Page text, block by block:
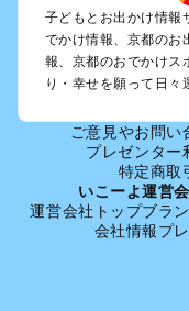
亀岡・湯の花・美山・
嵐山・嵯峨野・高雄の
烏丸・二条城・北野天
丹後・久美浜のプール
清水寺・祇園・東山・
大原・鞍馬・貴船のプ
京都の定番お出か
京都の遊園地
京都の動物園
子どもとお出かけ情報
でかけ情報、京都のお
報、京都のおでかけス
り・幸せを願って日々
ご意見やお問い
プレゼンター
特定商取
いこーよ運営
運営会社トップブラ
会社情報プ